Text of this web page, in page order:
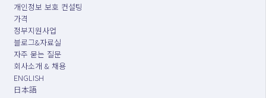
개인정보 보호 컨설팅
가격
정부지원사업
블로그&자료실
자주 묻는 질문
회사소개 & 채용
ENGLISH
日本語